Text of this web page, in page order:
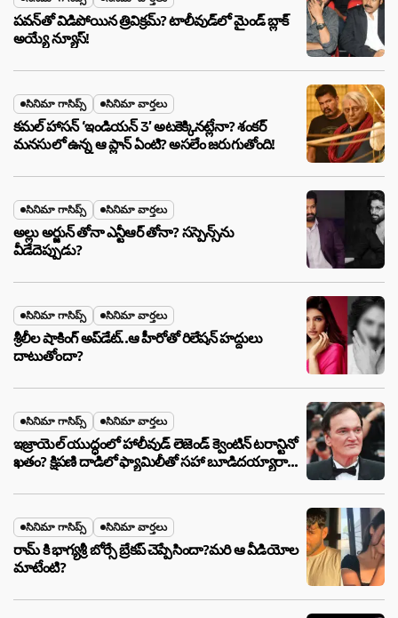
పవన్‌తో విడిపోయిన త్రివిక్రమ్? టాలీవుడ్‌లో మైండ్ బ్లాక్
అయ్యే న్యూస్!
సినిమా గాసిప్స్ సినిమా వార్తలు
కమల్ హాసన్ ‘ఇండియన్ 3’ అటకెక్కినట్లేనా? శంకర్
మనసులో ఉన్న ఆ ప్లాన్ ఏంటి? అసలేం జరుగుతోంది!
సినిమా గాసిప్స్ సినిమా వార్తలు
అల్లు అర్జున్ తోనా ఎన్టీఆర్ తోనా? సస్పెన్స్‌ను
వీడేదెప్పుడు?
సినిమా గాసిప్స్ సినిమా వార్తలు
శ్రీలీల షాకింగ్ అప్‌డేట్..ఆ హీరోతో రిలేషన్ హద్దులు
దాటుతోందా?
సినిమా గాసిప్స్ సినిమా వార్తలు
ఇజ్రాయెల్ యుద్ధంలో హాలీవుడ్ లెజెండ్ క్వెంటిన్ టరాన్టినో
ఖతం? క్షిపణి దాడిలో ఫ్యామిలీతో సహా బూడిదయ్యారా?
సినిమా గాసిప్స్ సినిమా వార్తలు
రామ్ కి భాగ్యశ్రీ బోర్సే బ్రేకప్ చెప్పేసిందా?మరి ఆ వీడియోల
మాటేంటి?